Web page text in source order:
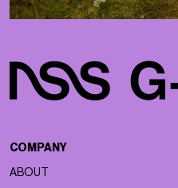
COMPANY
ABOUT